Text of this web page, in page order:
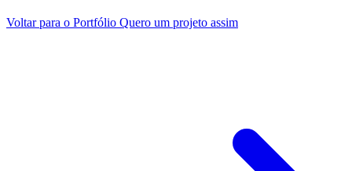
Voltar para o Portfólio Quero um projeto assim